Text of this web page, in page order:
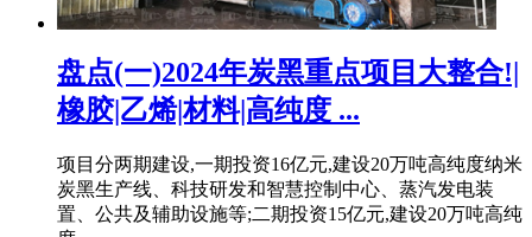
盘点(一)2024年炭黑重点项目大整合!|
橡胶|乙烯|材料|高纯度 ...
项目分两期建设,一期投资16亿元,建设20万吨高纯度纳米
炭黑生产线、科技研发和智慧控制中心、蒸汽发电装
置、公共及辅助设施等;二期投资15亿元,建设20万吨高纯